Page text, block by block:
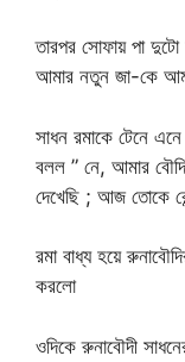
তারপর সোফায় পা
আমার নতুন জা-কে
সাধন রমাকে টেনে
বলল ” নে, আমার
দেখেছি ; আজ তোকে
রমা বাধ্য হয়ে
করলো
ওদিকে রুনাবৌদী